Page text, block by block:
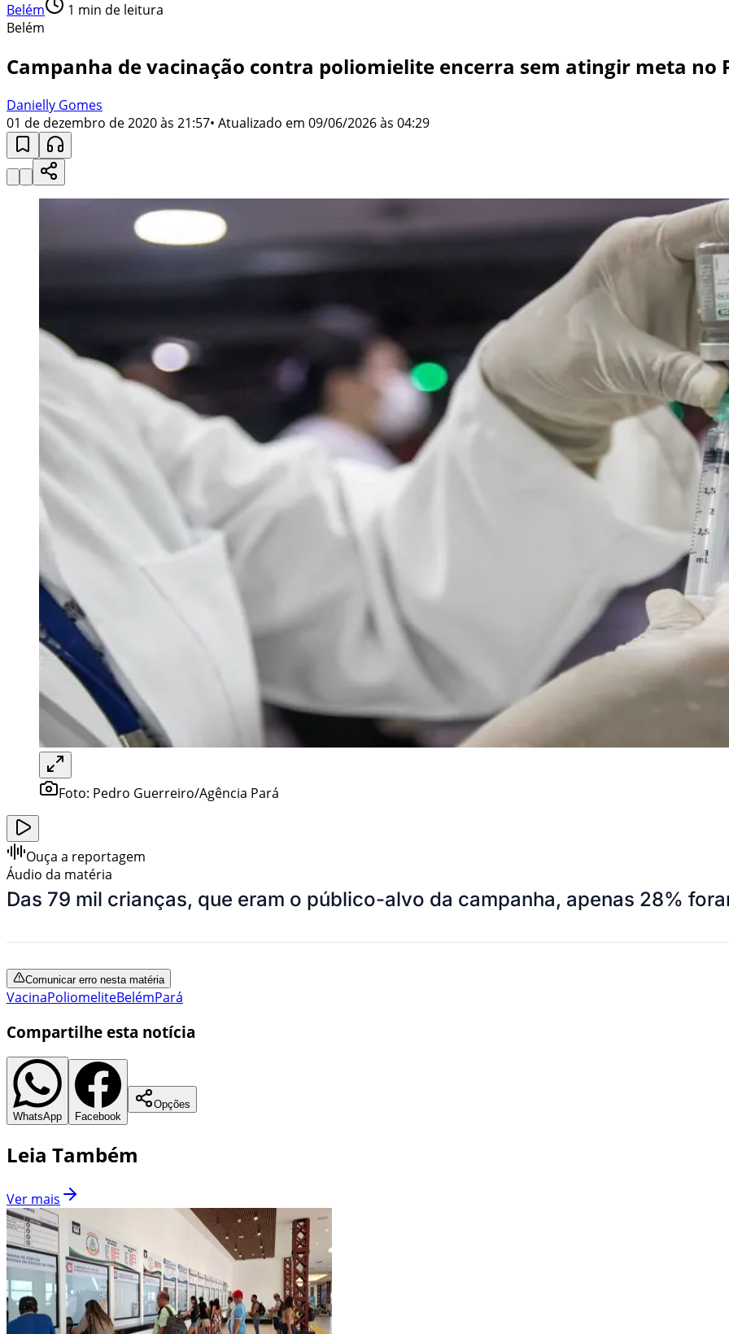
Belém 1 min de leitura
Belém
Campanha de vacinação contra poliomielite encerra sem atingir meta no
Danielly Gomes
01 de dezembro de 2020 às 21:57• Atualizado em 09/06/2026 às 04:29
Foto: Pedro Guerreiro/Agência Pará
Ouça a reportagem
Áudio da matéria
Das 79 mil crianças, que eram o público-alvo da campanha, apenas 28%
Comunicar erro nesta matéria
VacinaPoliomeliteBelémPará
Compartilhe esta notícia
WhatsApp Facebook
Opções
Leia Também
Ver mais